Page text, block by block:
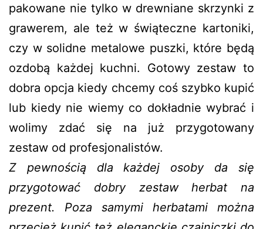
pakowane nie tylko w drewniane skrzynki z
grawerem, ale też w świąteczne kartoniki,
czy w solidne metalowe puszki, które będą
ozdobą każdej kuchni. Gotowy zestaw to
dobra opcja kiedy chcemy coś szybko kupić
lub kiedy nie wiemy co dokładnie wybrać i
wolimy zdać się na już przygotowany
zestaw od profesjonalistów.
Z pewnością dla każdej osoby da się
przygotować dobry zestaw herbat na
prezent. Poza samymi herbatami można